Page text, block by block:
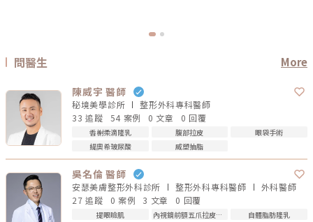
問醫生 More
陳威宇 醫師
秘境美學診所 整形外科專科醫師
33 追蹤
54 案例 0 文章 0 回覆
香榭柔滴隆乳 腹部拉皮
眼袋手術
緹奧希玻尿酸
威塑抽脂
吳名倫 醫師
安瑟美膚整形外科診所 整形外科專科醫師 外科醫師
27 追蹤
0 案例 3 文章 0 回覆
提眼瞼肌 內視鏡前額五爪拉皮手術
自體脂肪隆乳